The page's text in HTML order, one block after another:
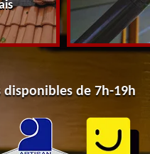
disponibles de 7h-19h